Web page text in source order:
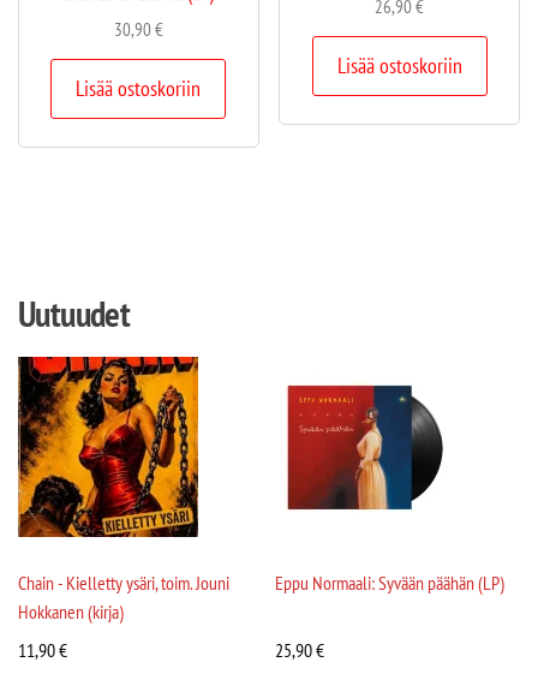
30,90€
Lisää ostoskoriin
26,90€
Lisää ostoskoriin
Uutuudet
Chain - Kielletty ysäri, toim. Jouni
Hokkanen (kirja)
11,90€
Eppu Normaali: Syvään päähän (LP)
25,90€